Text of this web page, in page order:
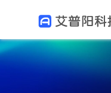
跳转到主要内容
Toggle menu